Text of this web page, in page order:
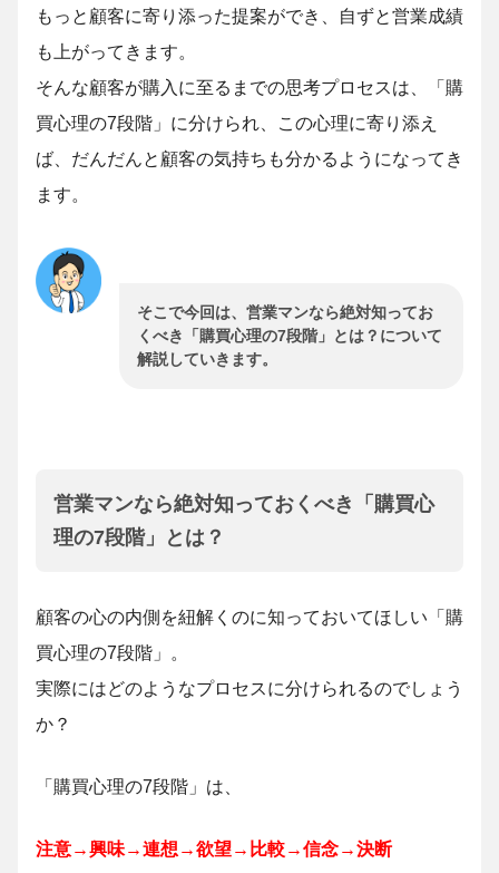
もっと顧客に寄り添った提案ができ、自ずと営業成績
も上がってきます。
そんな顧客が購入に至るまでの思考プロセスは、「購
買心理の7段階」に分けられ、この心理に寄り添え
ば、だんだんと顧客の気持ちも分かるようになってき
ます。
そこで今回は、営業マンなら絶対知ってお
くべき「購買心理の7段階」とは？について
解説していきます。
営業マンなら絶対知っておくべき「購買心
理の7段階」とは？
顧客の心の内側を紐解くのに知っておいてほしい「購
買心理の7段階」。
実際にはどのようなプロセスに分けられるのでしょう
か？
「購買心理の7段階」は、
注意→興味→連想→欲望→比較→信念→決断